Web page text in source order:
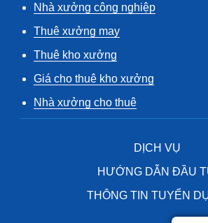
Nhà xưởng công nghiệp
Thuê xưởng may
Thuê kho xưởng
Giá cho thuê kho xưởng
Nhà xưởng cho thuê
DỊCH VỤ
HƯỚNG DẪN ĐẦU
THÔNG TIN TUYỂN